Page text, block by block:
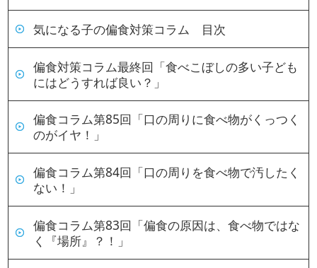
気になる子の偏食対策コラム 目次
偏食対策コラム最終回「食べこぼしの多い子ども
にはどうすれば良い？」
偏食コラム第85回「口の周りに食べ物がくっつく
のがイヤ！」
偏食コラム第84回「口の周りを食べ物で汚したく
ない！」
偏食コラム第83回「偏食の原因は、食べ物ではな
く『場所』？！」